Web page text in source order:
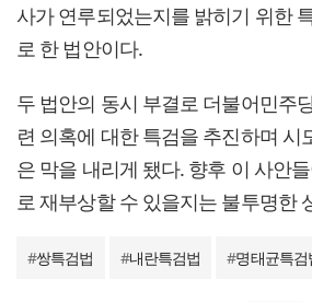
사가 연루되었는지를 밝히기 위한
로 한 법안이다.
두 법안의 동시 부결로 더불어민주
련 의혹에 대한 특검을 추진하며 시
은 막을 내리게 됐다. 향후 이 사안
로 재부상할 수 있을지는 불투명한
#쌍특검법 #내란특검법 #명태균특검